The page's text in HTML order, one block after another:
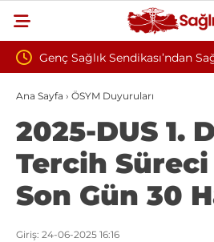
Sağlık
Tepki: “Korkuyla
İstiyoruz”
Çankırı
İddiası:
Ana Sayfa › ÖSYM Duyuruları
2025-DUS 1.
Tercih Süreci
Son Gün 30
Giriş: 24-06-2025 16:16